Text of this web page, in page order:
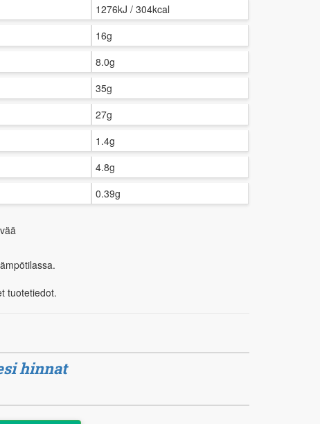
1276kJ / 304kcal
16g
8.0g
35g
27g
1.4g
4.8g
0.39g
tuotetiedot.
hinnat